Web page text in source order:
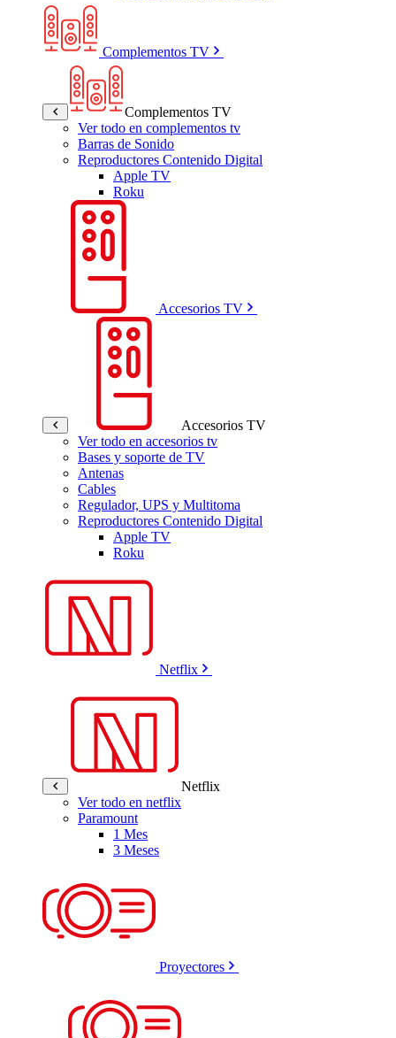
Complementos TV
Complementos TV
Ver todo en complementos tv
Barras de Sonido
Reproductores Contenido Digital
Apple TV
Roku
Accesorios TV
Accesorios TV
Ver todo en accesorios tv
Bases y soporte de TV
Antenas
Cables
Regulador, UPS y Multitoma
Reproductores Contenido Digital
Apple TV
Roku
Netflix
Netflix
Ver todo en netflix
Paramount
1 Mes
3 Meses
Proyectores